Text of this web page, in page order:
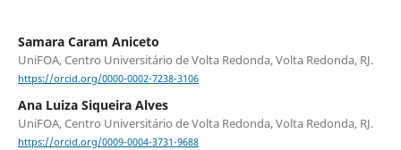
Samara Caram Aniceto
UniFOA, Centro Universitário de Volta Redonda, Volta Redonda, RJ.
https://orcid.org/0000-0002-7238-3106
Ana Luiza Siqueira Alves
UniFOA, Centro Universitário de Volta Redonda, Volta Redonda, RJ.
https://orcid.org/0009-0004-3731-9688